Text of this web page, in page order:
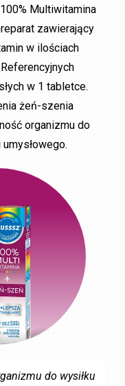
Multiwitamina
zawierający
w ilościach
w 1 tabletce.
żeń-szenia
organizmu do
do wysiłku